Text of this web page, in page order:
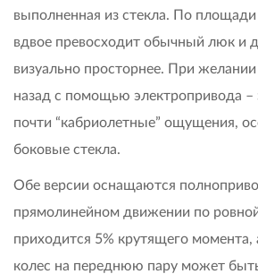
выполненная из стекла. По
вдвое превосходит обычный люк и
визуально просторнее. При
назад с помощью электропривода –
почти “кабриолетные” ощущения,
боковые стекла.
Обе версии оснащаются
прямолинейном движении по
приходится 5% крутящего момента,
колес на переднюю пару может